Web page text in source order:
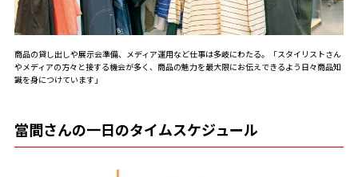
商品の貸し出しや展示会準備、メディア運用など仕事は多岐にわたる。「スタイリストさん
やメディアの方々と接する機会が多く、商品の魅力を最大限にお伝えできるよう日々商品知
識を身につけています」
當間さんの一日のタイムスケジュール